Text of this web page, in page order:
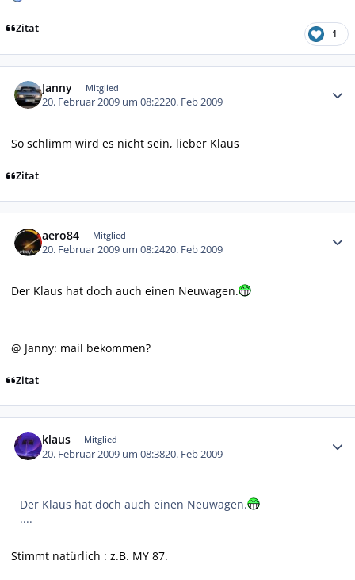
Zitat 1
Janny Mitglied
20. Februar 2009 um 08:2220. Feb 2009
So schlimm wird es nicht sein, lieber Klaus
Zitat
aero84 Mitglied
20. Februar 2009 um 08:2420. Feb 2009
Der Klaus hat doch auch einen Neuwagen.
@ Janny: mail bekommen?
Zitat
klaus Mitglied
20. Februar 2009 um 08:3820. Feb 2009
Der Klaus hat doch auch einen Neuwagen.
....
Stimmt natürlich : z.B. MY 87.